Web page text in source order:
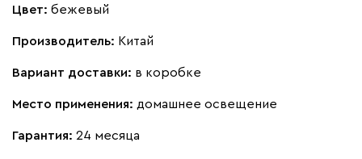
Цвет: бежевый
Производитель: Китай
Вариант доставки: в коробке
Место применения: домашнее освещение
Гарантия: 24 месяца